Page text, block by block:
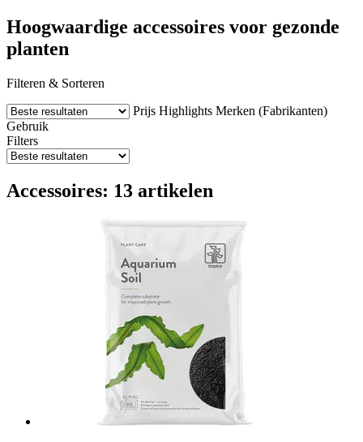
Hoogwaardige accessoires voor gezonde
planten
Filteren & Sorteren
Prijs Highlights Merken (Fabrikanten)
Gebruik
Filters
Accessoires: 13 artikelen